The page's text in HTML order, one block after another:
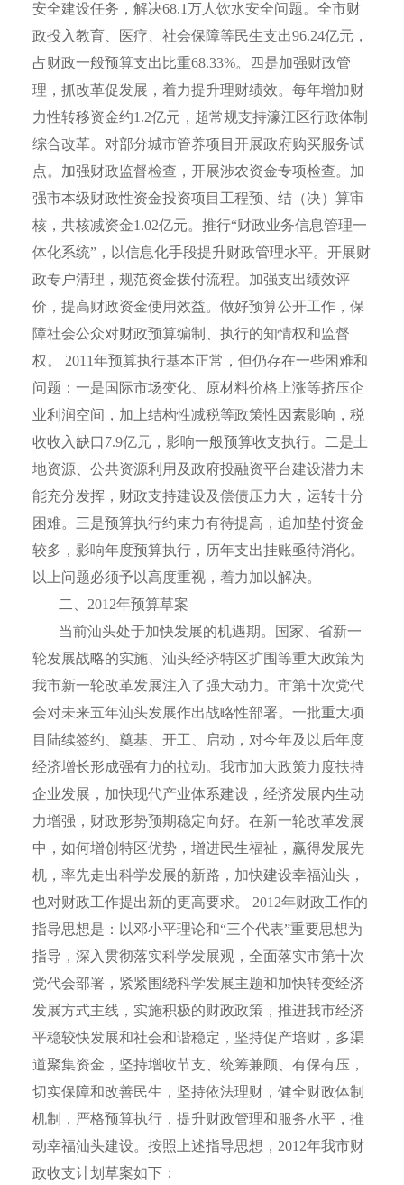
安全建设任务，解决68.1万人饮水安全问题。全市财
政投入教育、医疗、社会保障等民生支出96.24亿元，
占财政一般预算支出比重68.33%。四是加强财政管
理，抓改革促发展，着力提升理财绩效。每年增加财
力性转移资金约1.2亿元，超常规支持濠江区行政体制
综合改革。对部分城市管养项目开展政府购买服务试
点。加强财政监督检查，开展涉农资金专项检查。加
强市本级财政性资金投资项目工程预、结（决）算审
核，共核减资金1.02亿元。推行“财政业务信息管理一
体化系统”，以信息化手段提升财政管理水平。开展财
政专户清理，规范资金拨付流程。加强支出绩效评
价，提高财政资金使用效益。做好预算公开工作，保
障社会公众对财政预算编制、执行的知情权和监督
权。
2011年预算执行基本正常，但仍存在一些困难和
问题：一是国际市场变化、原材料价格上涨等挤压企
业利润空间，加上结构性减税等政策性因素影响，税
收收入缺口7.9亿元，影响一般预算收支执行。二是土
地资源、公共资源利用及政府投融资平台建设潜力未
能充分发挥，财政支持建设及偿债压力大，运转十分
困难。三是预算执行约束力有待提高，追加垫付资金
较多，影响年度预算执行，历年支出挂账亟待消化。
以上问题必须予以高度重视，着力加以解决。
二、 2012年预算草案
当前汕头处于加快发展的机遇期。国家、省新一
轮发展战略的实施、汕头经济特区扩围等重大政策为
我市新一轮改革发展注入了强大动力。市第十次党代
会对未来五年汕头发展作出战略性部署。一批重大项
目陆续签约、奠基、开工、启动，对今年及以后年度
经济增长形成强有力的拉动。我市加大政策力度扶持
企业发展，加快现代产业体系建设，经济发展内生动
力增强，财政形势预期稳定向好。在新一轮改革发展
中，如何增创特区优势，增进民生福祉，赢得发展先
机，率先走出科学发展的新路，加快建设幸福汕头，
也对财政工作提出新的更高要求。
2012年财政工作的
指导思想是：以邓小平理论和“三个代表”重要思想为
指导，深入贯彻落实科学发展观，全面落实市第十次
党代会部署，紧紧围绕科学发展主题和加快转变经济
发展方式主线，实施积极的财政政策，推进我市经济
平稳较快发展和社会和谐稳定，坚持促产培财，多渠
道聚集资金，坚持增收节支、统筹兼顾、有保有压，
切实保障和改善民生，坚持依法理财，健全财政体制
机制，严格预算执行，提升财政管理和服务水平，推
动幸福汕头建设。按照上述指导思想， 2012年我市财
政收支计划草案如下：